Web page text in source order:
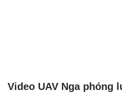
Video UAV Nga phóng